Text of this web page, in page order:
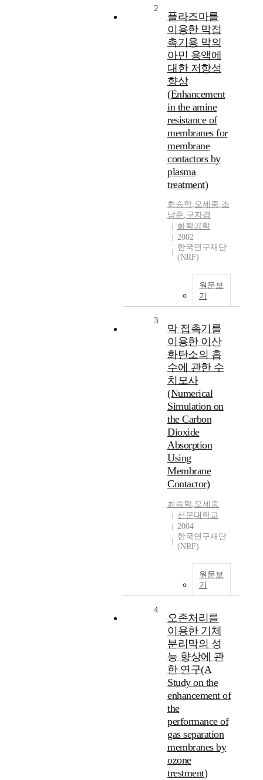
2
플라즈마를
이용한 막접
촉기용 막의
아민 용액에
대한 저항성
향상
(Enhancement
in the amine
resistance of
membranes for
membrane
contactors by
plasma
treatment)
최승학,오세중,조
남준,구자경
화학공학
2002
한국연구재단
(NRF)
원문보
기
3
막 접촉기를
이용한 이산
화탄소의 흡
수에 관한 수
치모사
(Numerical
Simulation on
the Carbon
Dioxide
Absorption
Using
Membrane
Contactor)
최승학,오세중
선문대학교
2004
한국연구재단
(NRF)
원문보
기
4
오존처리를
이용한 기체
분리막의 성
능 향상에 관
한 연구(A
Study on the
enhancement of
the
performance of
gas separation
membranes by
ozone
trestment)